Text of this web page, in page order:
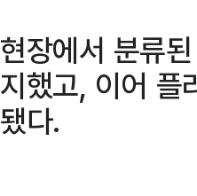
현장에서 분류
지했고, 이어 플
됐다.